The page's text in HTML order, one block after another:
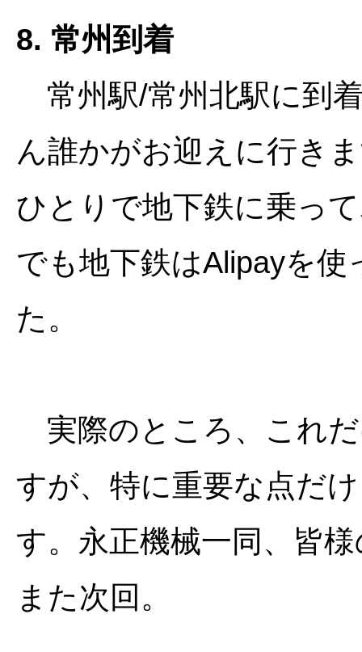
8. 常州到着
常州駅/常州北駅に到
ん誰かがお迎えに行き
ひとりで地下鉄に乗っ
でも地下鉄はAlipayを
た。
実際のところ、これ
すが、特に重要な点だ
す。永正機械一同、皆
また次回。